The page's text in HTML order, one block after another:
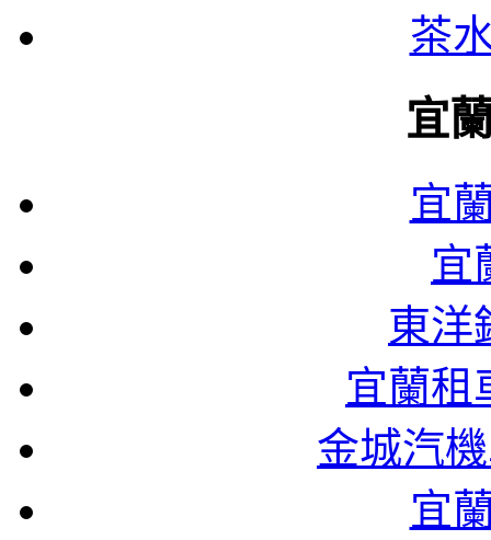
茶
宜
宜
宜
東洋
宜蘭租
金城汽
宜